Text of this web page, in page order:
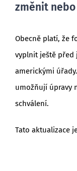
změnit
Obecně platí, že
vyplnit ještě před
americkými
umožňují úpravy
schválení.
Tato aktualizace